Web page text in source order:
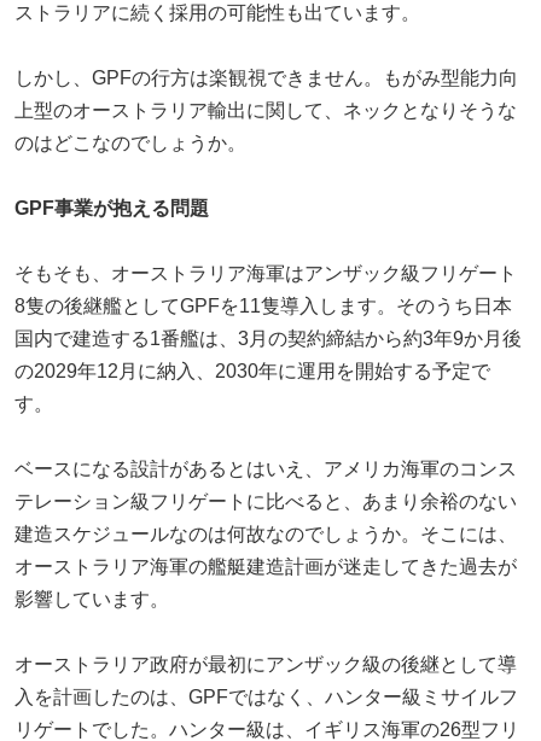
ストラリアに続く採用の可能性も出ています。
しかし、GPFの行方は楽観視できません。もがみ型能力向
上型のオーストラリア輸出に関して、ネックとなりそうな
のはどこなのでしょうか。
GPF事業が抱える問題
そもそも、オーストラリア海軍はアンザック級フリゲート
8隻の後継艦としてGPFを11隻導入します。そのうち日本
国内で建造する1番艦は、3月の契約締結から約3年9か月後
の2029年12月に納入、2030年に運用を開始する予定で
す。
ベースになる設計があるとはいえ、アメリカ海軍のコンス
テレーション級フリゲートに比べると、あまり余裕のない
建造スケジュールなのは何故なのでしょうか。そこには、
オーストラリア海軍の艦艇建造計画が迷走してきた過去が
影響しています。
オーストラリア政府が最初にアンザック級の後継として導
入を計画したのは、GPFではなく、ハンター級ミサイルフ
リゲートでした。ハンター級は、イギリス海軍の26型フリ